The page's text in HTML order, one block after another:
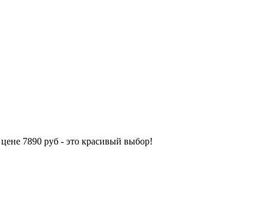
7890 руб - это красивый выбор!